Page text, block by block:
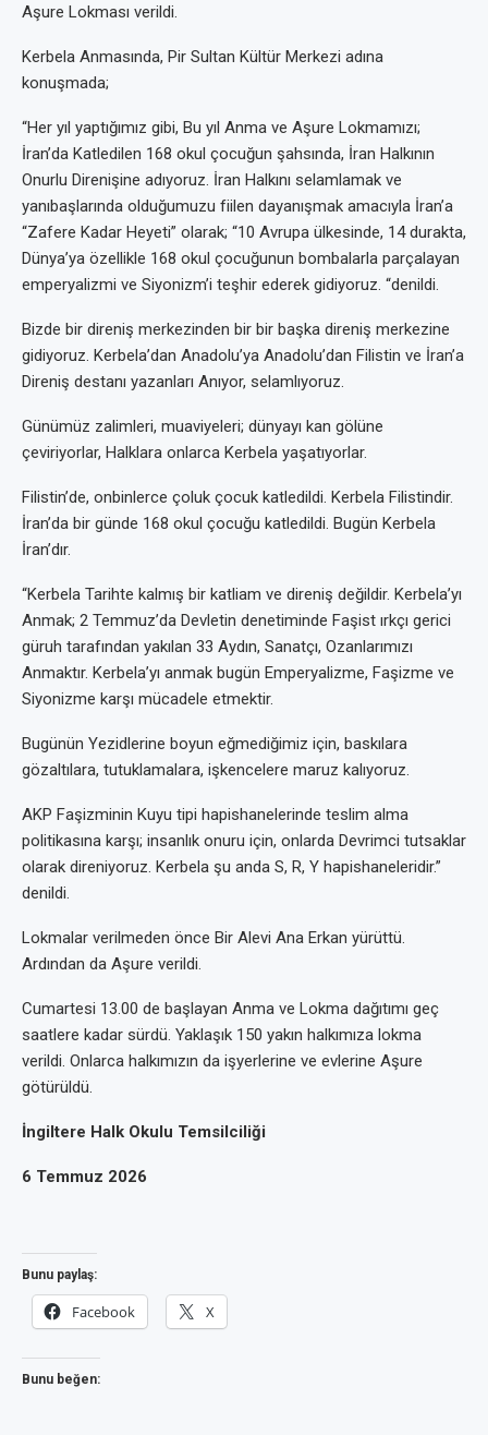
Aşure Lokması verildi.
Kerbela Anmasında, Pir Sultan Kültür Merkezi adına
konuşmada;
“Her yıl yaptığımız gibi, Bu yıl Anma ve Aşure Lokmamızı;
İran’da Katledilen 168 okul çocuğun şahsında, İran Halkının
Onurlu Direnişine adıyoruz. İran Halkını selamlamak ve
yanıbaşlarında olduğumuzu fiilen dayanışmak amacıyla İran’a
“Zafere Kadar Heyeti” olarak; “10 Avrupa ülkesinde, 14 durakta,
Dünya’ya özellikle 168 okul çocuğunun bombalarla parçalayan
emperyalizmi ve Siyonizm’i teşhir ederek gidiyoruz. “denildi.
Bizde bir direniş merkezinden bir bir başka direniş merkezine
gidiyoruz. Kerbela’dan Anadolu’ya Anadolu’dan Filistin ve İran’a
Direniş destanı yazanları Anıyor, selamlıyoruz.
Günümüz zalimleri, muaviyeleri; dünyayı kan gölüne
çeviriyorlar, Halklara onlarca Kerbela yaşatıyorlar.
Filistin’de, onbinlerce çoluk çocuk katledildi. Kerbela Filistindir.
İran’da bir günde 168 okul çocuğu katledildi. Bugün Kerbela
İran’dır.
“Kerbela Tarihte kalmış bir katliam ve direniş değildir. Kerbela’yı
Anmak; 2 Temmuz’da Devletin denetiminde Faşist ırkçı gerici
güruh tarafından yakılan 33 Aydın, Sanatçı, Ozanlarımızı
Anmaktır. Kerbela’yı anmak bugün Emperyalizme, Faşizme ve
Siyonizme karşı mücadele etmektir.
Bugünün Yezidlerine boyun eğmediğimiz için, baskılara
gözaltılara, tutuklamalara, işkencelere maruz kalıyoruz.
AKP Faşizminin Kuyu tipi hapishanelerinde teslim alma
politikasına karşı; insanlık onuru için, onlarda Devrimci tutsaklar
olarak direniyoruz. Kerbela şu anda S, R, Y hapishaneleridir.”
denildi.
Lokmalar verilmeden önce Bir Alevi Ana Erkan yürüttü.
Ardından da Aşure verildi.
Cumartesi 13.00 de başlayan Anma ve Lokma dağıtımı geç
saatlere kadar sürdü. Yaklaşık 150 yakın halkımıza lokma
verildi. Onlarca halkımızın da işyerlerine ve evlerine Aşure
götürüldü.
İngiltere Halk Okulu Temsilciliği
6 Temmuz 2026
Bunu paylaş:
Facebook X
Bunu beğen: